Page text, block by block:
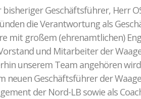
Geschäftsführer, Herr
die Verantwortung als
mit großem (ehrenamtlichen)
und Mitarbeiter der
unserem Team angehören
neuen Geschäftsführer der
der Nord-LB sowie als